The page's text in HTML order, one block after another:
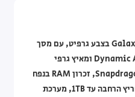
טאבלט דגם Galaxy Tab S9 Ultra 5G בצבע גרפיט, עם מסך
בגודל 14.6" מסוג Dynamic AMOLED 2X ומאיץ גרפי
Adreno 740, מעבד Snapdragon 8 Gen2, זכרון RAM בנפח
12GB, אחסון בנפח 256GB עם חריץ הרחבה עד 1TB, מערכת